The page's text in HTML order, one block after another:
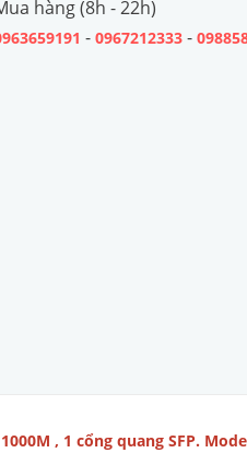
hàng (8h - 22h)
- 0967212333 -
, 1 cổng quang SFP.